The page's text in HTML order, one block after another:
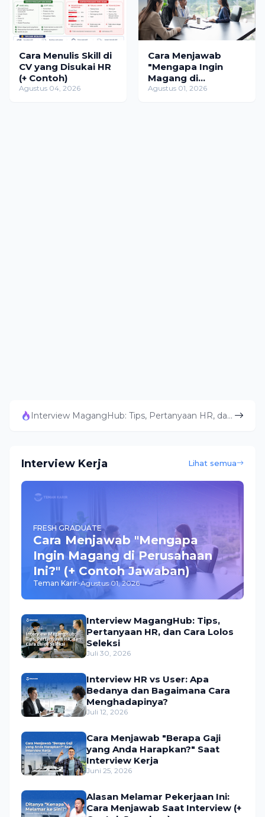
Cara Menulis Skill di
CV yang Disukai HR
(+ Contoh)
Agustus 04, 2026
Cara Menjawab
"Mengapa Ingin
Magang di
Perusahaan Ini?" (+
Agustus 01, 2026
Interview MagangHub: Tips, Pertanyaan HR, dan Cara Lolos Seleksi
Interview Kerja Lihat semua
FRESH GRADUATE
Cara Menjawab "Mengapa
Ingin Magang di Perusahaan
Ini?" (+ Contoh Jawaban)
Teman Karir-Agustus 01, 2026
Interview MagangHub: Tips,
Pertanyaan HR, dan Cara Lolos
Seleksi
Juli 30, 2026
Interview HR vs User: Apa
Bedanya dan Bagaimana Cara
Menghadapinya?
Juli 12, 2026
Cara Menjawab "Berapa Gaji
yang Anda Harapkan?" Saat
Interview Kerja
Juni 25, 2026
Alasan Melamar Pekerjaan Ini:
Cara Menjawab Saat Interview (+